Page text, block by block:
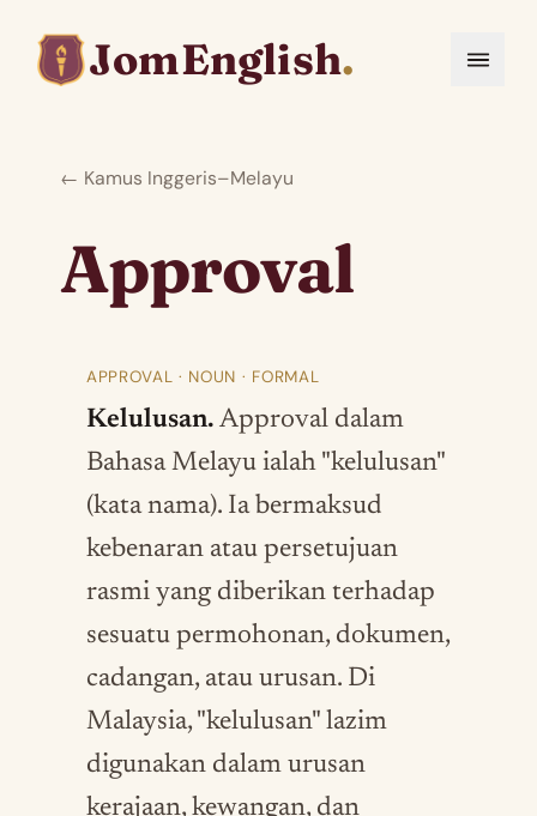
JomEnglish.
← Kamus Inggeris–Melayu
Approval
APPROVAL · NOUN · FORMAL
Kelulusan. Approval dalam
Bahasa Melayu ialah "kelulusan"
(kata nama). Ia bermaksud
kebenaran atau persetujuan
rasmi yang diberikan terhadap
sesuatu permohonan, dokumen,
cadangan, atau urusan. Di
Malaysia, "kelulusan" lazim
digunakan dalam urusan
kerajaan, kewangan, dan